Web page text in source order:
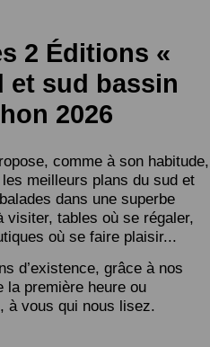
2 Éditions «
et sud bassin
2026
comme à son habitude,
meilleurs plans du sud et
dans une superbe
visiter, tables où se régaler,
où se faire plaisir...
d’existence, grâce à nos
la première heure ou
à vous qui nous lisez.